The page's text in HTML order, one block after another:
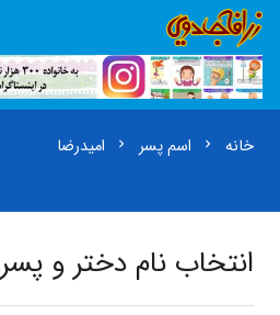
خانه chevron_right اسم پسر chevron_right امیدرضا
انتخاب نام دختر و پسر